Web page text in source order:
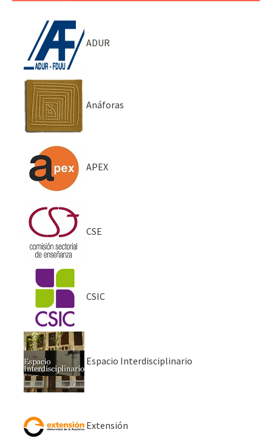
ADUR
Anáforas
APEX
CSE
CSIC
Espacio Interdisciplinario
Extensión